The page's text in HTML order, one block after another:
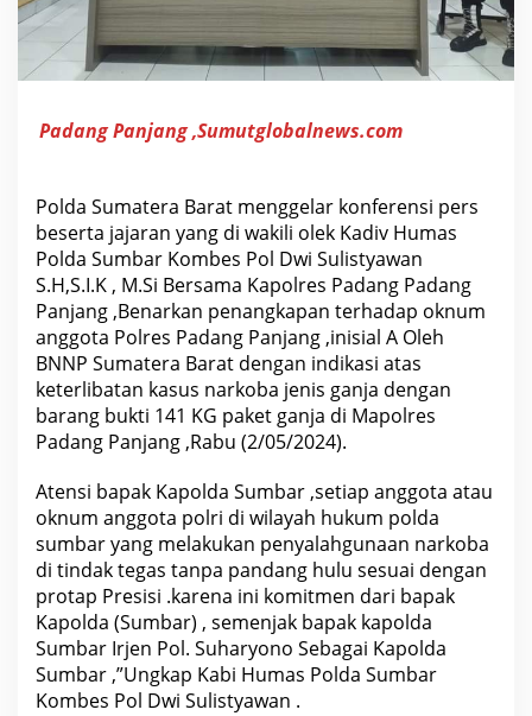
r
l
i
t
k
i
k
a
,
b
e
r
i
k
u
t
P
n
e
l
a
s
a
K
a
b
i
d
Padang Panjang ,Sumutglobalnews.com
Polda Sumatera Barat menggelar konferensi pers
beserta jajaran yang di wakili olek Kadiv Humas
Polda Sumbar Kombes Pol Dwi Sulistyawan
S.H,S.I.K , M.Si Bersama Kapolres Padang Padang
Panjang ,Benarkan penangkapan terhadap oknum
anggota Polres Padang Panjang ,inisial A Oleh
BNNP Sumatera Barat dengan indikasi atas
keterlibatan kasus narkoba jenis ganja dengan
barang bukti 141 KG paket ganja di Mapolres
Padang Panjang ,Rabu (2/05/2024).
Atensi bapak Kapolda Sumbar ,setiap anggota atau
oknum anggota polri di wilayah hukum polda
sumbar yang melakukan penyalahgunaan narkoba
di tindak tegas tanpa pandang hulu sesuai dengan
protap Presisi .karena ini komitmen dari bapak
Kapolda (Sumbar) , semenjak bapak kapolda
Sumbar Irjen Pol. Suharyono Sebagai Kapolda
Sumbar ,”Ungkap Kabi Humas Polda Sumbar
Kombes Pol Dwi Sulistyawan .